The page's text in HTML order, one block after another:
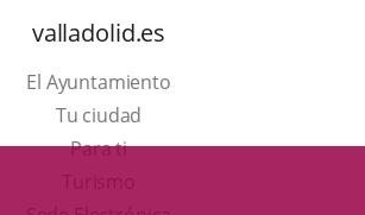
valladolid.es
El Ayuntamiento
Tu ciudad
Para ti